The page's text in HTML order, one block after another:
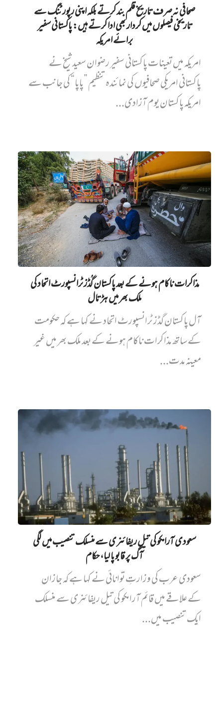
صحافی نہ صرف تاریخ قلم بند کرتے بلکہ اپنی رپورٹنگ سے
تاریخی فیصلوں میں کردار بھی ادا کرتے ہیں: پاکستانی سفیر
برائے امریکہ
امریکہ میں تعینات پاکستانی سفیر رضوان سعید شیخ نے
پاکستانی امریکی صحافیوں کی نمائندہ تنظیم ”پاپا“ کی جانب سے
امریکہ پاکستان یوم آزادی...
مذاکرات ناکام ہونے کے بعد پاکستان گُڈز ٹرانسپورٹ اتحاد کی
ملک بھر میں ہڑتال
آل پاکستان گڈز ٹرانسپورٹ اتحاد نے کہا ہے کہ حکومت
کے ساتھ مذاکرات ناکام ہونے کے بعد ملک بھر میں غیر
معینہ مدت...
سعودی آرامکو کی تیل ریفائنری سے منسلک تنصیب میں‌ لگی
آگ پر قابو پا لیا، حکام
سعودی عرب کی وزارتِ توانائی نے کہا ہے کہ جازان
کے علاقے میں قائم آرامکو کی تیل ریفائنری سے منسلک
ایک تنصیب میں...